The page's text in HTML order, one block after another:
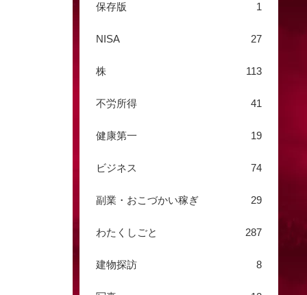
保存版 1
NISA 27
株 113
不労所得 41
健康第一 19
ビジネス 74
副業・おこづかい稼ぎ 29
わたくしごと 287
建物探訪 8